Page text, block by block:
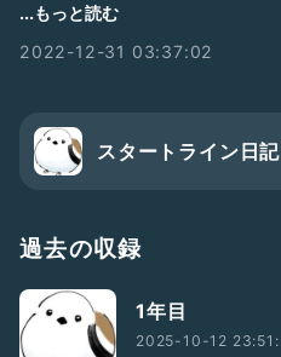
作詞・作曲 中島みゆき
ISBN978-4-401-10065-1 楽曲
...もっと読む
2022-12-31 03:37:02
スタートライン日記
過去の収録
1年目
2025-10-12